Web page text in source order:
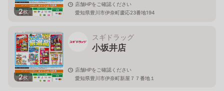
2枚
店舗HPをご確認ください
愛知県豊川市伊奈町慶応23番地194
2枚
スギドラッグ
小坂井店
店舗HPをご確認ください
愛知県豊川市伊奈町新屋７７番地１